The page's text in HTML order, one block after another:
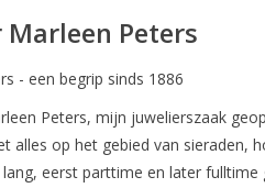
Peters
- een begrip sinds 1886
Peters, mijn juwelierszaak
alles op het gebied van sieraden,
eerst parttime en later